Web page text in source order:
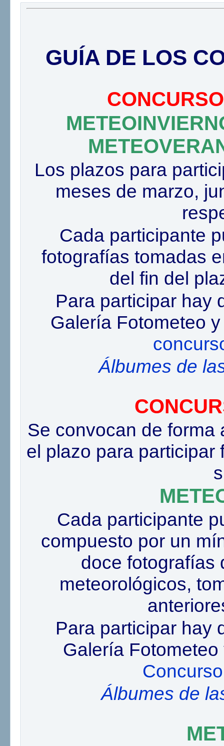
GUÍA DE LOS
Los plazos para
meses de marzo,
Cada participante
fotografías tomadas
del fin del
Para participar hay
Galería Fotometeo
Álbumes de
Se convocan de forma
el plazo para participar
Cada participante
compuesto por un
doce fotografías
meteorológicos,
Para participar hay
Galería
Álbumes de